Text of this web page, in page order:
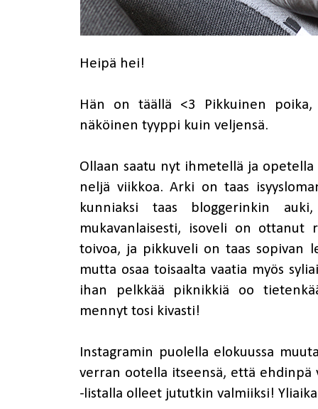
Heipä hei!
Hän on täällä <3 Pikkuinen
näköinen tyyppi kuin veljensä.
Ollaan saatu nyt ihmetellä ja
neljä viikkoa. Arki on taas
kunniaksi taas bloggerinkin
mukavanlaisesti, isoveli on ottanut
toivoa, ja pikkuveli on taas sopivan
mutta osaa toisaalta vaatia myös
ihan pelkkää piknikkiä oo
mennyt tosi kivasti!
Instagramin puolella elokuussa
verran ootella itseensä, että ehdinpä
-listalla olleet jututkin valmiiksi!